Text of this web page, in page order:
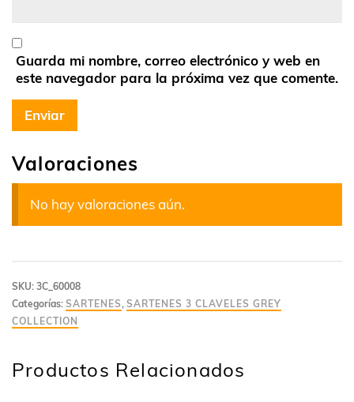
Valoraciones
No hay valoraciones aún.
Guarda mi nombre, correo electrónico y web en
este navegador para la próxima vez que comente.
SKU: 3C_60008
Categorías: SARTENES, SARTENES 3 CLAVELES GREY
COLLECTION
Productos Relacionados